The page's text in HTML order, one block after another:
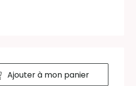
Ajouter à mon panier